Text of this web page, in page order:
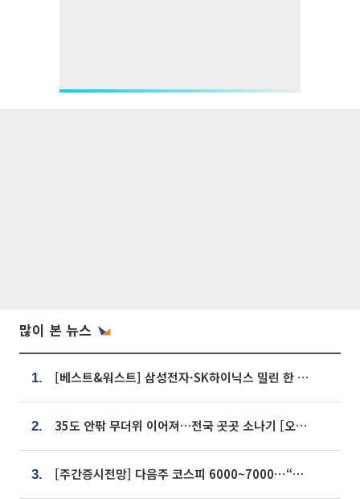
많이 본 뉴스
1. [베스트&워스트] 삼성전자·SK하이닉스 밀린 한 주…상상인증권은 85% 급등
2. 35도 안팎 무더위 이어져…전국 곳곳 소나기 [오늘 날씨]
3. [주간증시전망] 다음주 코스피 6000~7000⋯“外人 수급은 정책이 변수”